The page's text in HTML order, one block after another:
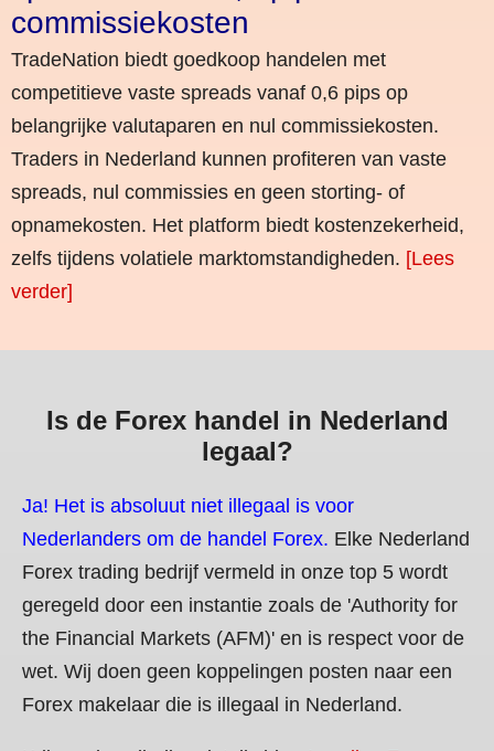
commissiekosten
TradeNation biedt goedkoop handelen met
competitieve vaste spreads vanaf 0,6 pips op
belangrijke valutaparen en nul commissiekosten.
Traders in Nederland kunnen profiteren van vaste
spreads, nul commissies en geen storting- of
opnamekosten. Het platform biedt kostenzekerheid,
zelfs tijdens volatiele marktomstandigheden. [Lees
verder]
Is de Forex handel in Nederland
legaal?
Ja! Het is absoluut niet illegaal is voor
Nederlanders om de handel Forex. Elke Nederland
Forex trading bedrijf vermeld in onze top 5 wordt
geregeld door een instantie zoals de 'Authority for
the Financial Markets (AFM)' en is respect voor de
wet. Wij doen geen koppelingen posten naar een
Forex makelaar die is illegaal in Nederland.